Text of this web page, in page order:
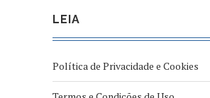
LEIA
Política de Privacidade e Cookies